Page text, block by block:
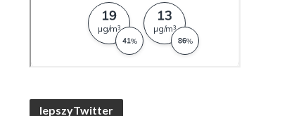
lepszyTwitter